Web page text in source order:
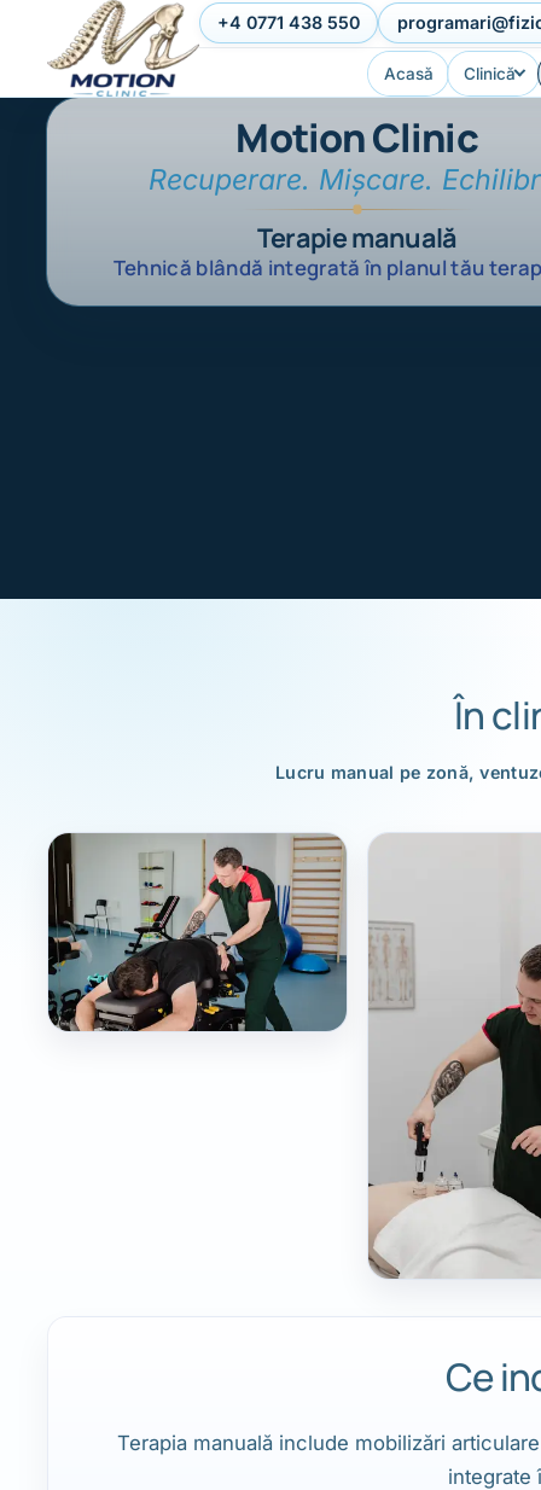
Sari la conținut +4 0771 438 550
Acasă Clinică
Motion Clinic
Recuperare. Mișcare.
Terapie manuală
Tehnică blândă integrată în planul tău
În
Lucru manual pe zonă,
Ce
Terapia manuală include mobilizări
integrate